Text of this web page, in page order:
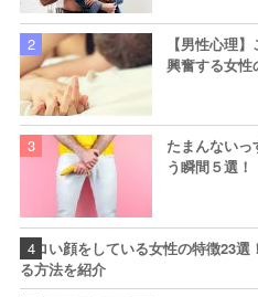
【男性心理
興奮する女
たまんない
う瞬間５選！
エロい顔をしている女性の特徴23
る方法を紹介